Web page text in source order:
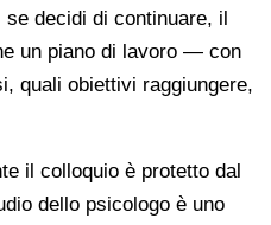
se decidi di continuare, il
un piano di lavoro — con
quali obiettivi raggiungere,
il colloquio è protetto dal
dello psicologo è uno